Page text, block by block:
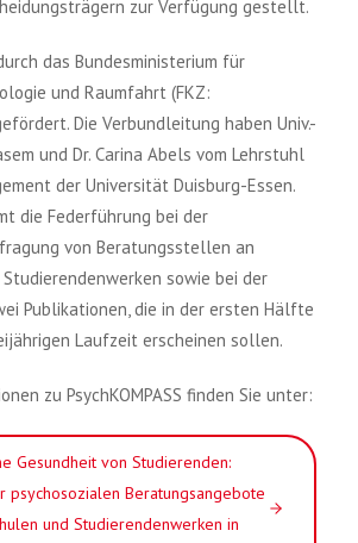
zur Verfügung gestellt.
das Bundesministerium für
und Raumfahrt (FKZ:
Die Verbundleitung haben Univ.-
und Dr. Carina Abels vom Lehrstuhl
der Universität Duisburg-Essen.
die Federführung bei der
von Beratungsstellen an
sowie bei der
Publikationen, die in der ersten Hälfte
Laufzeit erscheinen sollen.
zu PsychKOMPASS finden Sie unter:
Gesundheit von Studierenden:
psychosozialen Beratungsangebote
und Studierendenwerken in